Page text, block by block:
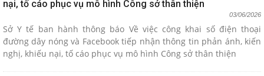
nại, tố cáo phục vụ mô hình Công sở thân thiện
03/06/2026
Sở Y tế ban hành thông báo Về việc công khai số điện thoại
đường dây nóng và Facebook tiếp nhận thông tin phản ánh, kiến
nghị, khiếu nại, tố cáo phục vụ mô hình Công sở thân thiện